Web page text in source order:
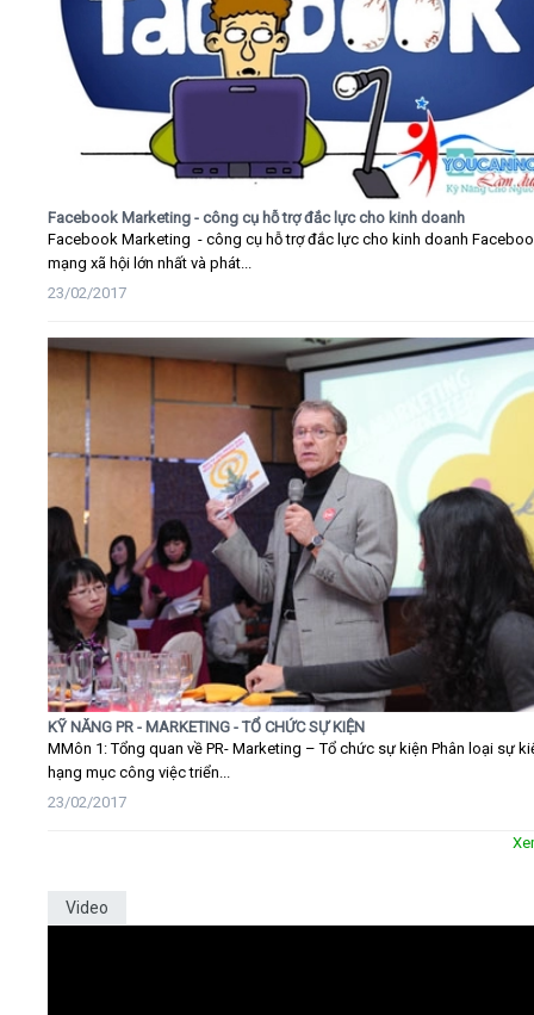
Facebook Marketing - công cụ hỗ trợ đắc lực cho kinh doanh
Facebook Marketing - công cụ hỗ trợ đắc lực cho kinh doanh
mạng xã hội lớn nhất và phát...
23/02/2017
KỸ NĂNG PR - MARKETING - TỔ CHỨC SỰ KIỆN
MMôn 1: Tổng quan về PR- Marketing – Tổ chức sự kiện Phân loại sự
hạng mục công việc triển...
23/02/2017
Video